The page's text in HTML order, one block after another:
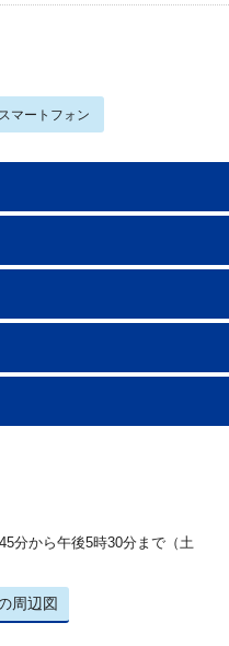
スマートフォン
分から午後5時30分まで（土
周辺図